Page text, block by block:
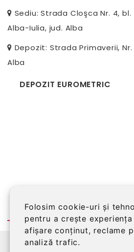
Folosim cookie-uri și
pentru a crește
afișare conținut, reclame
analiză trafic.
Sediu: Strada Cloşca Nr. 4, bl.
Alba-Iulia, jud. Alba
Depozit: Strada Primaverii,
Alba
DEPOZIT EUROMETRIC
©2026 EUROMETRIC SRL, Alba